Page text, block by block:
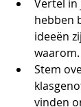
Vertel in
hebben
ideeën
waarom.
Stem
vinden